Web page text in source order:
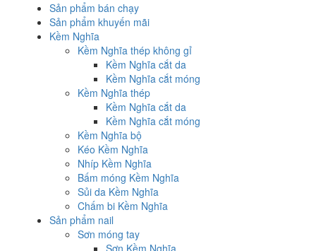
Sản phẩm bán chạy
Sản phẩm khuyến mãi
Kềm Nghĩa
Kềm Nghĩa thép không gỉ
Kềm Nghĩa cắt da
Kềm Nghĩa cắt móng
Kềm Nghĩa thép
Kềm Nghĩa cắt da
Kềm Nghĩa cắt móng
Kềm Nghĩa bộ
Kéo Kềm Nghĩa
Nhíp Kềm Nghĩa
Bấm móng Kềm Nghĩa
Sủi da Kềm Nghĩa
Chấm bi Kềm Nghĩa
Sản phẩm nail
Sơn móng tay
Sơn Kềm Nghĩa